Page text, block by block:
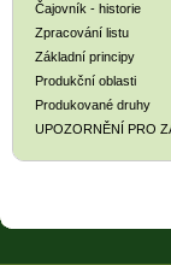
Čajovník - historie
Zpracování listu
Základní principy
Produkční oblasti
Produkované druhy
UPOZORNĚNÍ PRO